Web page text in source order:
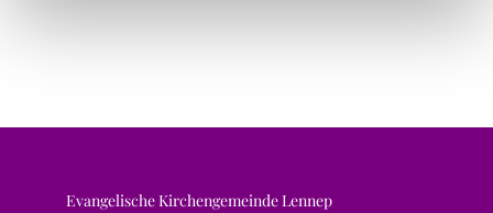
Evangelische Kirchengemeinde Lennep